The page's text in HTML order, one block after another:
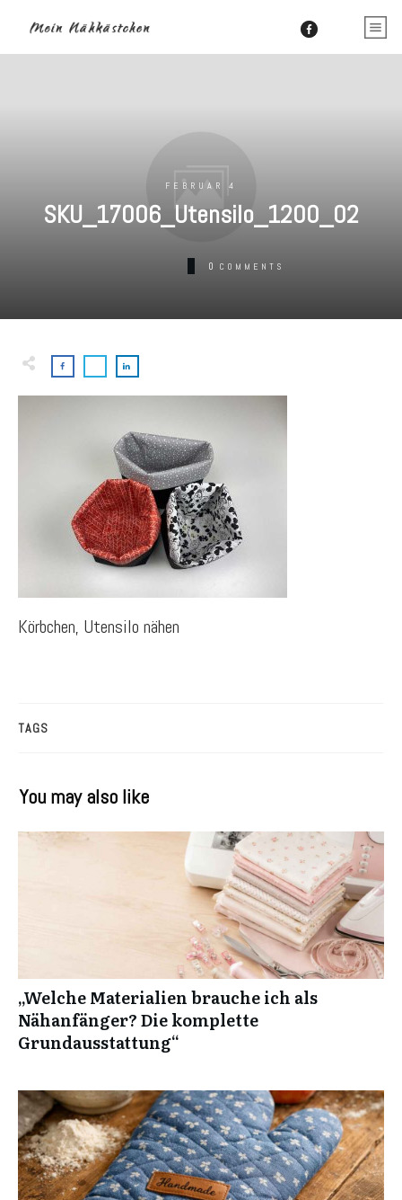
FEBRUAR 4
SKU_17006_Utensilo_1200_02
0 COMMENTS
Körbchen, Utensilo nähen
TAGS
You may also like
„Welche Materialien brauche ich als
Nähanfänger? Die komplette
Grundausstattung“